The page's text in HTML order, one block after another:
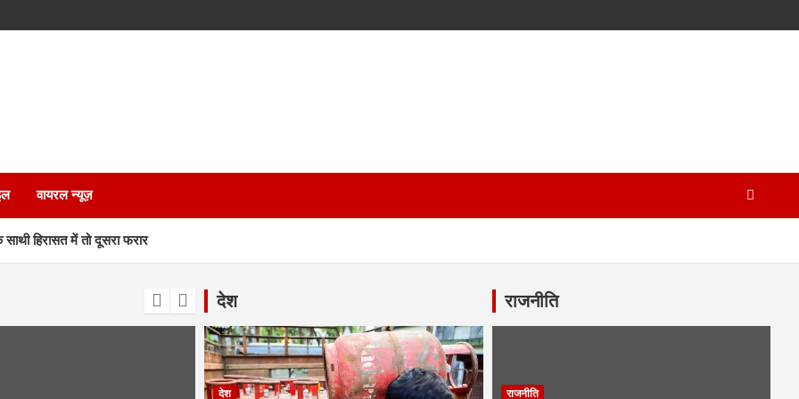
वायरल न्यूज़
हिरासत में तो दूसरा फरार
की दीवार तोड़ घर के अंदर घुसी चट्टान
लोहे के कड़ों से हमला, दो छात्र गंभीर घायल
देश
देश
राजनीति
राजनीति